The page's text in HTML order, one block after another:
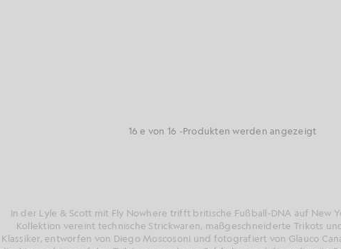
16 e von 16 -Produkten werden angezeigt
In der Lyle & Scott mit Fly Nowhere trifft britische Fußball-DNA auf New
Kollektion vereint technische Strickwaren, maßgeschneiderte Trikots
Klassiker, entworfen von Diego Moscosoni und fotografiert von Glauco